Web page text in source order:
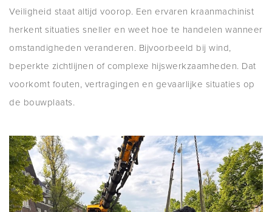
Veiligheid staat altijd voorop. Een ervaren kraanmachinist
herkent situaties sneller en weet hoe te handelen wanneer
omstandigheden veranderen. Bijvoorbeeld bij wind,
beperkte zichtlijnen of complexe hijswerkzaamheden. Dat
voorkomt fouten, vertragingen en gevaarlijke situaties op
de bouwplaats.